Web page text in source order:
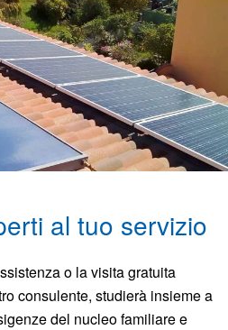
al tuo servizio
o la visita gratuita
consulente, studierà insieme a
del nucleo familiare e